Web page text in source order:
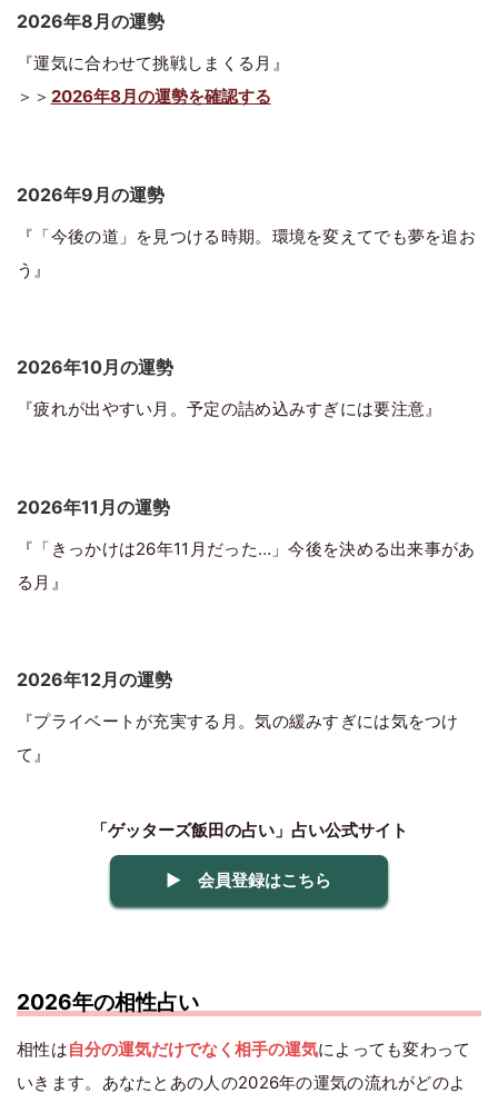
2026年8月の運勢
『運気に合わせて挑戦しまくる月』
＞＞ 2026年8月の運勢を確認する
2026年9月の運勢
『「今後の道」を見つける時期。環境を変えてでも夢を追お
う』
2026年10月の運勢
『疲れが出やすい月。予定の詰め込みすぎには要注意』
2026年11月の運勢
『「きっかけは26年11月だった…」今後を決める出来事があ
る月』
2026年12月の運勢
『プライベートが充実する月。気の緩みすぎには気をつけ
て』
「ゲッターズ飯田の占い」占い公式サイト
▶ 会員登録はこちら
2026年の相性占い
相性は自分の運気だけでなく相手の運気によっても変わって
いきます。あなたとあの人の2026年の運気の流れがどのよ